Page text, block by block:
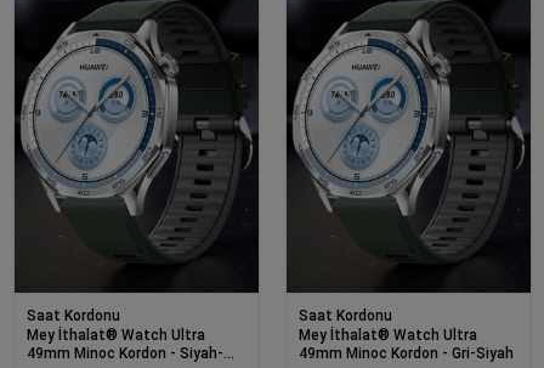
Saat Kordonu
Mey İthalat® Watch Ultra
49mm Minoc Kordon - Siyah-
Saat Kordonu
Mey İthalat® Watch Ultra
49mm Minoc Kordon - Gri-Siyah